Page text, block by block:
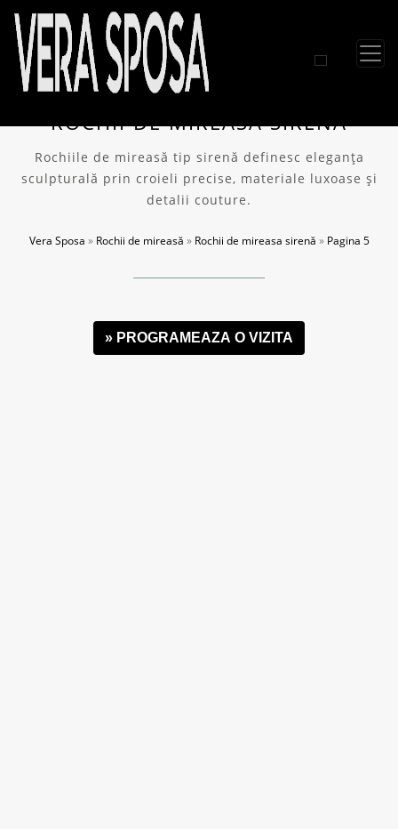
ROCHII DE MIREASA SIRENĂ
Rochiile de mireasă tip sirenă definesc eleganța
sculpturală prin croieli precise, materiale luxoase și
detalii couture.
Vera Sposa » Rochii de mireasă » Rochii de mireasa sirenă » Pagina 5
» PROGRAMEAZA O VIZITA